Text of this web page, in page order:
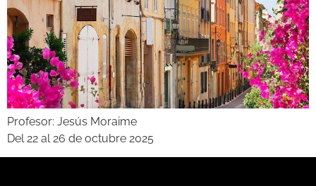
Profesor: Jesús Moraime
Del 22 al 26 de octubre 2025